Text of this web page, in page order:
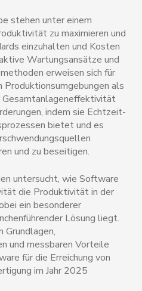
stehen unter einem
zu maximieren und
einzuhalten und Kosten
Wartungsansätze und
erweisen sich für
als
Gesamtanlageneffektivität
indem sie Echtzeit-
bietet und es
und zu beseitigen.
untersucht, wie Software
die Produktivität in der
ein besonderer
Lösung liegt.
Grundlagen,
und messbaren Vorteile
für die Erreichung von
im Jahr 2025